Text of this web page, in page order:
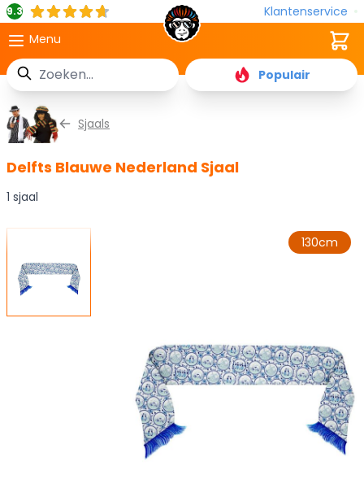
9.3
Klantenservice
Menu
Zoek
Populair
Cart
Sjaals
Delfts Blauwe Nederland Sjaal
1 sjaal
130cm